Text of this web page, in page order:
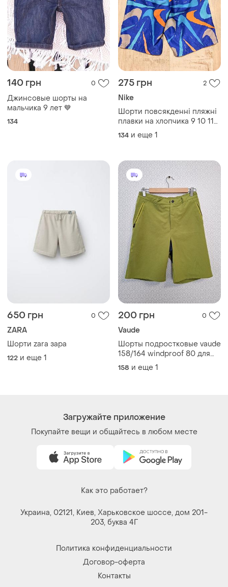
140 грн 0
Джинсовые шорты на
мальчика 9 лет 💙
134
275 грн 2
Nike
Шорти повсякденні пляжні
плавки на хлопчика 9 10 11
років
134 и еще 1
650 грн 0
ZARA
Шорти zara зара
122 и еще 1
200 грн 0
Vaude
Шорты подростковые vaude
158/164 windproof 80 для
походов, повседневной
жизни и отдыха
158 и еще 1
Загружайте приложение
Покупайте вещи и общайтесь в любом месте
Как это работает?
Украина, 02121, Киев, Харьковское шоссе, дом 201-
203, буква 4Г
Политика конфиденциальности
Договор-оферта
Контакты